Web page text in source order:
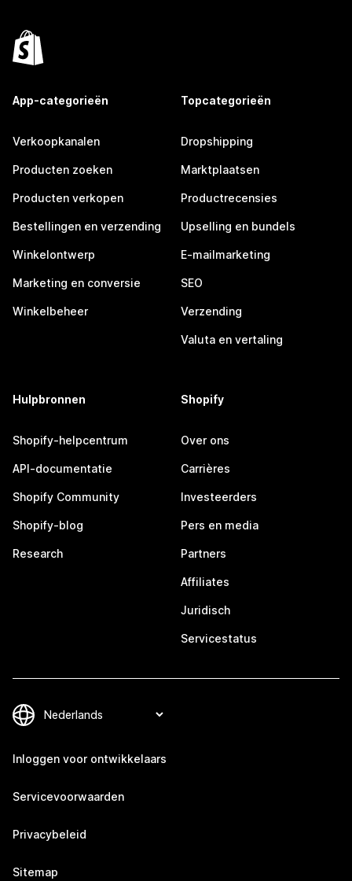
App-categorieën
Verkoopkanalen
Producten zoeken
Producten verkopen
Bestellingen en verzending
Winkelontwerp
Marketing en conversie
Winkelbeheer
Topcategorieën
Dropshipping
Marktplaatsen
Productrecensies
Upselling en bundels
E-mailmarketing
SEO
Verzending
Valuta en vertaling
Hulpbronnen
Shopify-helpcentrum
API-documentatie
Shopify Community
Shopify-blog
Research
Shopify
Over ons
Carrières
Investeerders
Pers en media
Partners
Affiliates
Juridisch
Servicestatus
Inloggen voor ontwikkelaars
Servicevoorwaarden
Privacybeleid
Sitemap